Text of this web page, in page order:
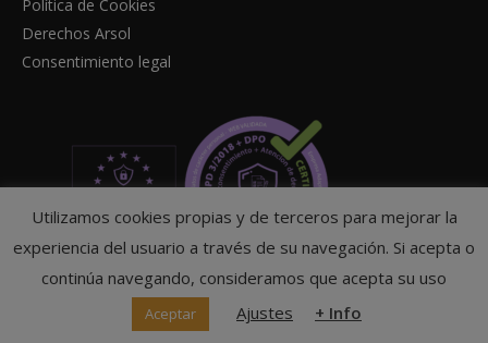
Política de Cookies
Derechos Arsol
Consentimiento legal
Utilizamos cookies propias y de terceros para mejorar la
experiencia del usuario a través de su navegación. Si acepta o
continúa navegando, consideramos que acepta su uso
Aceptar Ajustes + Info